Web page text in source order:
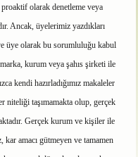
olarak denetleme veya
Ancak, üyelerimiz yazdıkları
üye olarak bu sorumluluğu kabul
kurum veya şahıs şirketi ile
kendi hazırladığımız makaleler
niteliği taşımamakta olup, gerçek
Gerçek kurum ve kişiler ile
amacı gütmeyen ve tamamen